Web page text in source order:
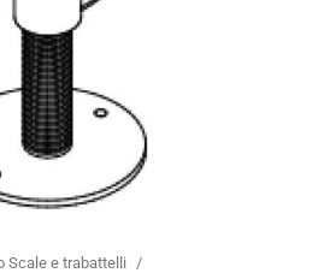
Scale e trabattelli